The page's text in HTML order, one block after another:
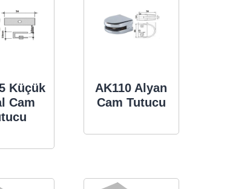
Küçük
Cam
AK110 Alyan
Cam Tutucu